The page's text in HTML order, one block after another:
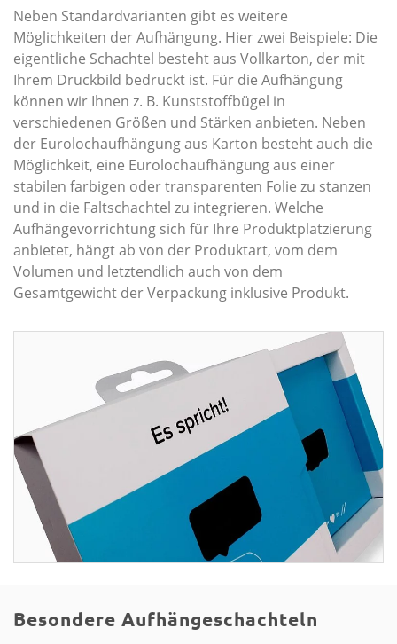
Neben Standardvarianten gibt es weitere
Möglichkeiten der Aufhängung. Hier zwei Beispiele: Die
eigentliche Schachtel besteht aus Vollkarton, der mit
Ihrem Druckbild bedruckt ist. Für die Aufhängung
können wir Ihnen z. B. Kunststoffbügel in
verschiedenen Größen und Stärken anbieten. Neben
der Eurolochaufhängung aus Karton besteht auch die
Möglichkeit, eine Eurolochaufhängung aus einer
stabilen farbigen oder transparenten Folie zu stanzen
und in die Faltschachtel zu integrieren. Welche
Aufhängevorrichtung sich für Ihre Produktplatzierung
anbietet, hängt ab von der Produktart, vom dem
Volumen und letztendlich auch von dem
Gesamtgewicht der Verpackung inklusive Produkt.
Besondere Aufhängeschachteln